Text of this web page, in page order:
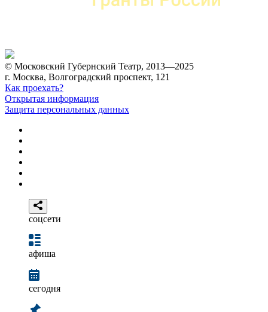
© Московский Губернский Театр, 2013—2025
г. Москва, Волгоградский проспект, 121
Как проехать?
Открытая информация
Защита персональных данных
соцсети
афиша
сегодня